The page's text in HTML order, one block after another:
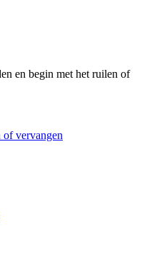
en begin met het ruilen of
of vervangen